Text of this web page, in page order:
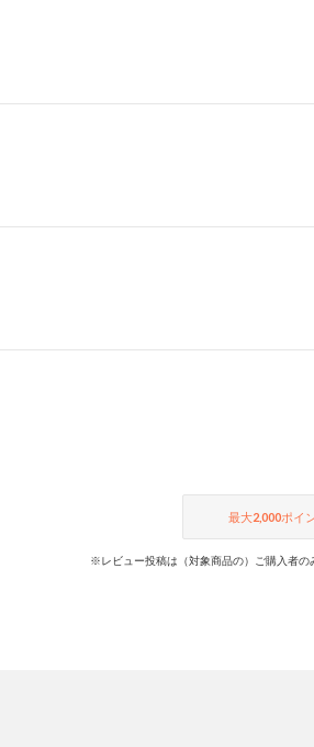
最大2,000ポイ
※レビュー投稿は（対象商品の）ご購入者